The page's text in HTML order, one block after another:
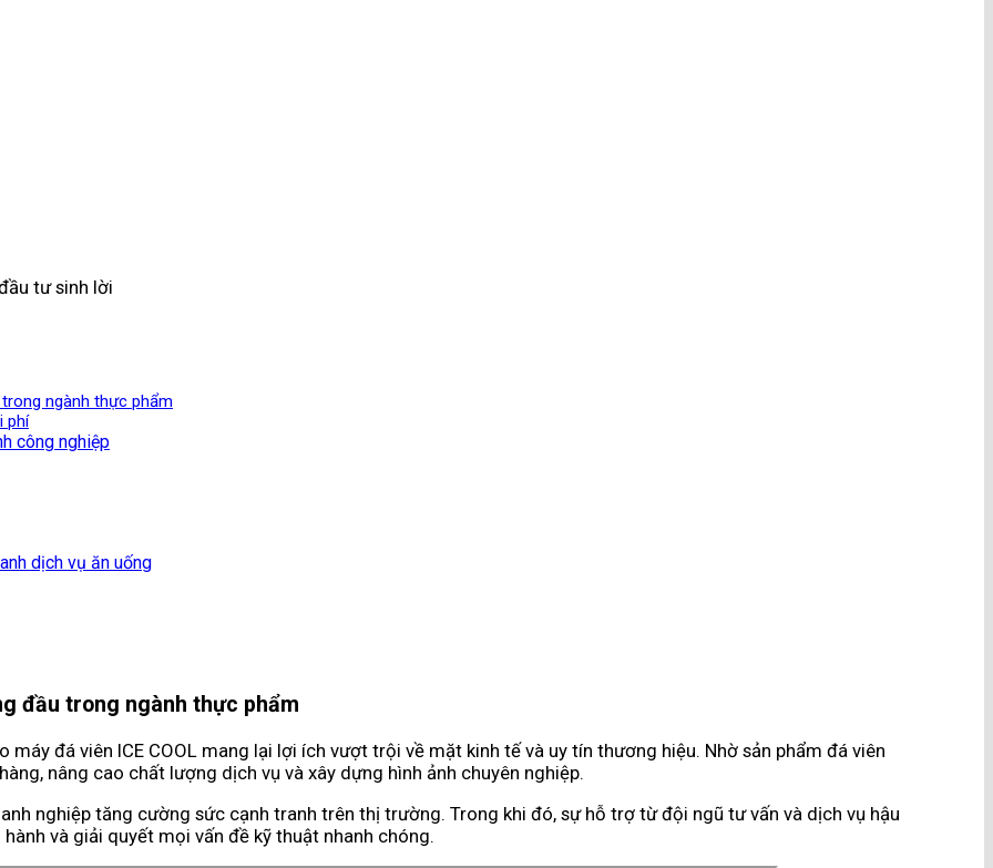
tư sinh lời
ngành thực phẩm
phí
công nghiệp
dịch vụ ăn uống
đầu trong ngành thực phẩm
đá viên ICE COOL mang lại lợi ích vượt trội về mặt kinh tế và uy tín thương hiệu. Nhờ sản phẩm đá viên
nâng cao chất lượng dịch vụ và xây dựng hình ảnh chuyên nghiệp.
nghiệp tăng cường sức cạnh tranh trên thị trường. Trong khi đó, sự hỗ trợ từ đội ngũ tư vấn và dịch vụ hậu
và giải quyết mọi vấn đề kỹ thuật nhanh chóng.